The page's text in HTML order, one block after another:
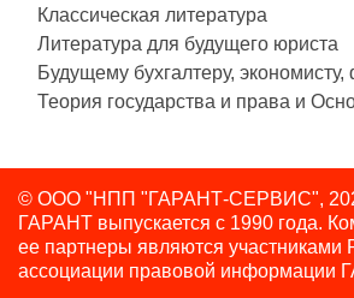
Классическая литература
Литература для будущего юриста
Будущему бухгалтеру, экономисту,
Теория государства и права и
© ООО "НПП "ГАРАНТ-СЕРВИС",
ГАРАНТ выпускается с 1990 года.
ее партнеры являются участниками
ассоциации правовой информации